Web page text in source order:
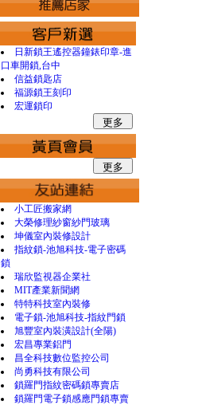
日新鎖王遙控器鐘錶印章-進
口車開鎖,台中
信益鎖匙店
福源鎖王刻印
宏運鎖印
小工匠搬家網
大榮修理紗窗紗門玻璃
坤儀室內裝修設計
指紋鎖-池旭科技-電子密碼
鎖
瑞欣監視器企業社
MIT產業新聞網
特特科技室內裝修
電子鎖-池旭科技-指紋門鎖
旭豐室內裝潢設計(全陽)
宏昌專業鋁門
昌全科技數位監控公司
尚勇科技有限公司
鎖羅門指紋密碼鎖專賣店
鎖羅門電子鎖感應門鎖專賣